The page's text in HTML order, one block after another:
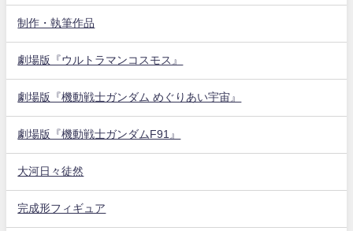
制作・執筆作品
劇場版『ウルトラマンコスモス』
劇場版『機動戦士ガンダム めぐりあい宇宙』
劇場版『機動戦士ガンダムF91』
大河日々徒然
完成形フィギュア